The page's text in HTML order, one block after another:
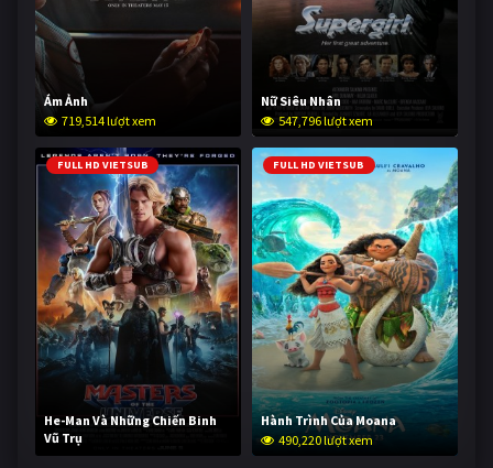
Ám Ảnh
719,514 lượt xem
Nữ Siêu Nhân
547,796 lượt xem
FULL HD VIETSUB
He-Man Và Những Chiến Binh
Vũ Trụ
238,850 lượt xem
FULL HD VIETSUB
Hành Trình Của Moana
490,220 lượt xem